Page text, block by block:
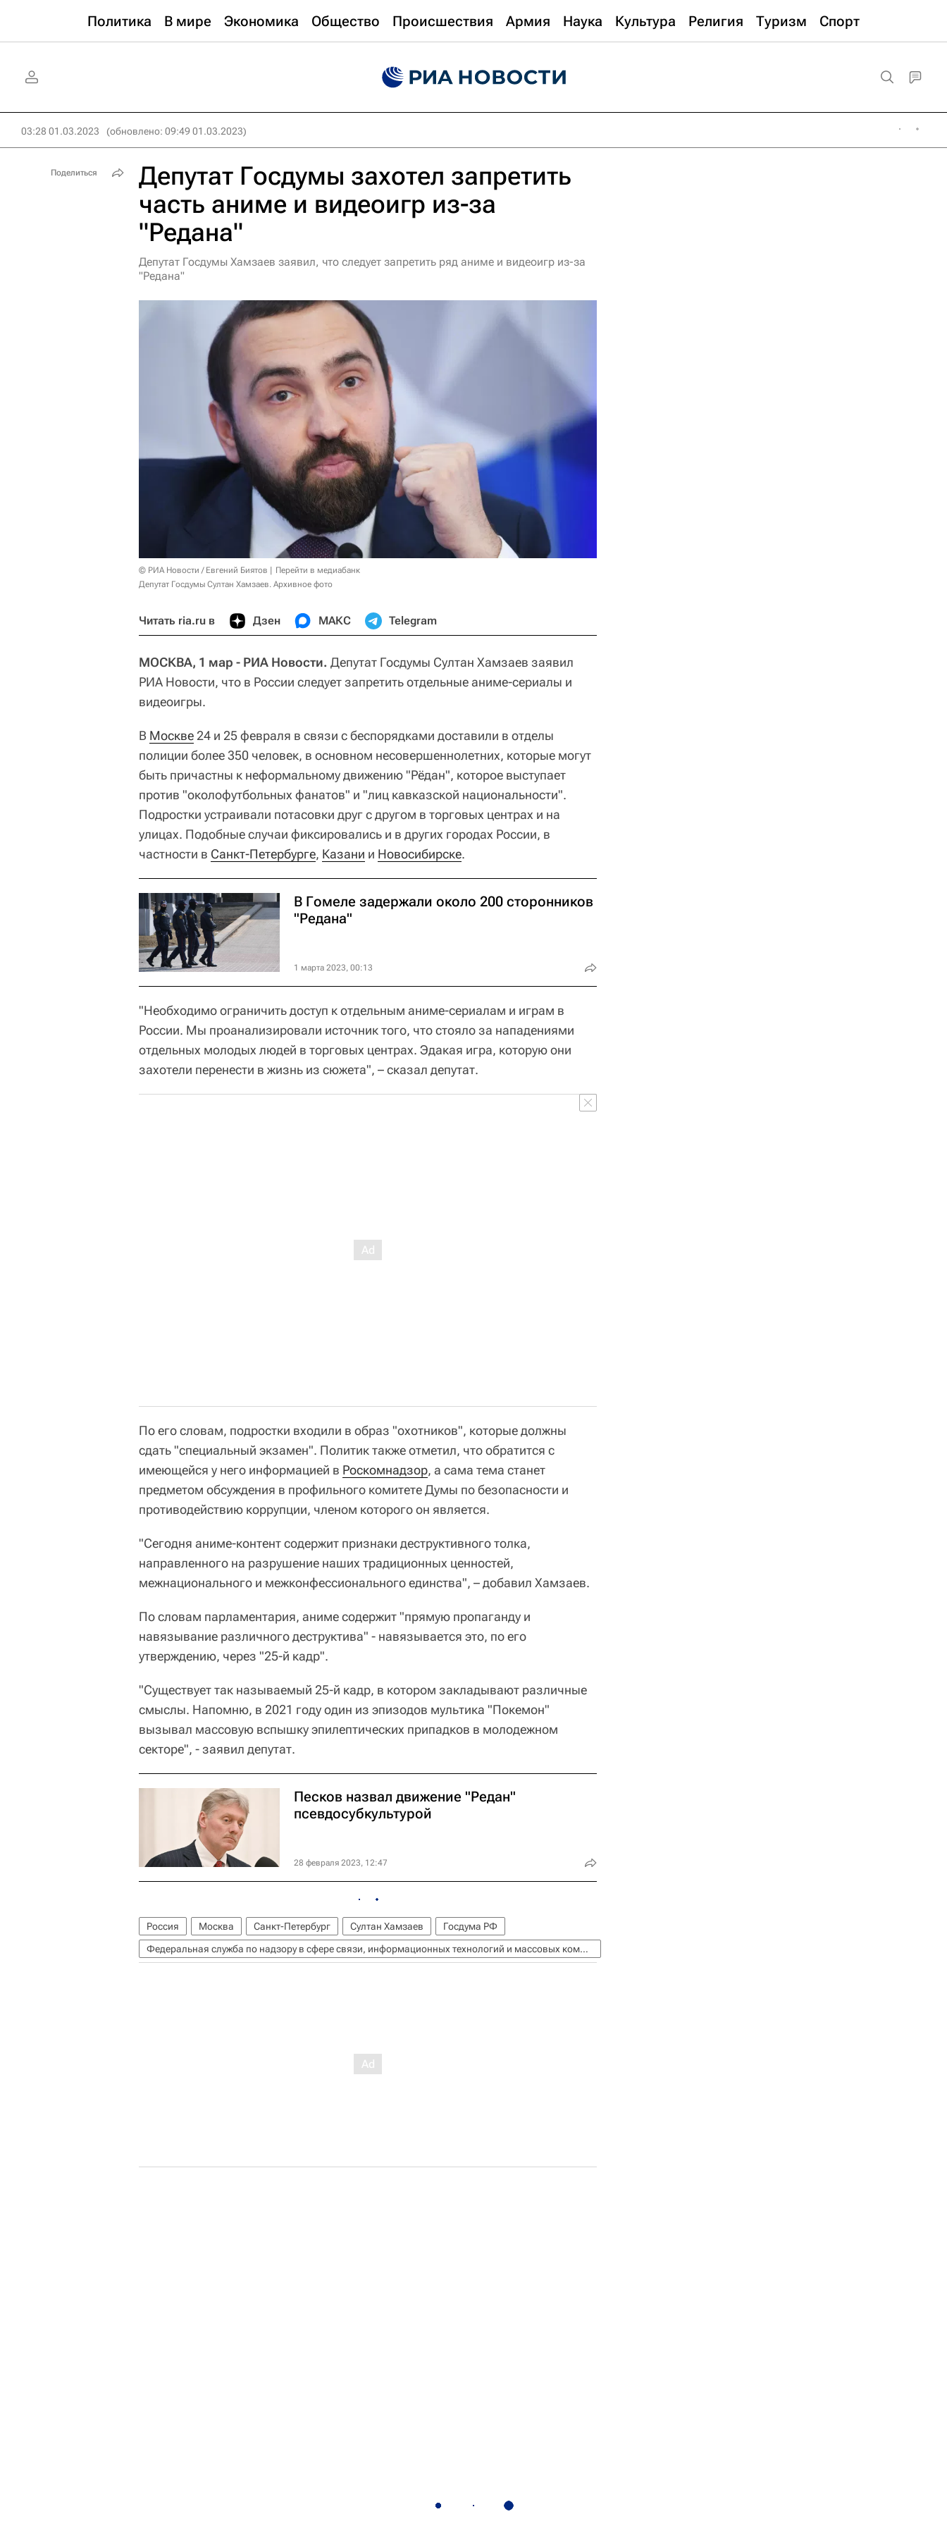
Политика В мире Экономика Общество Происшествия Армия Наука Культура Религия Туризм Спорт
03:28 01.03.2023 (обновлено: 09:49 01.03.2023)
Депутат Госдумы захотел запретить
часть аниме и видеоигр из-за
"Редана"
Депутат Госдумы Хамзаев заявил, что следует запретить ряд аниме и видеоигр из-за
"Редана"
© РИА Новости / Евгений Биятов
Перейти в медиабанк
Депутат Госдумы Султан Хамзаев. Архивное фото
Читать ria.ru в Дзен МАКС Telegram
МОСКВА, 1 мар - РИА Новости. Депутат Госдумы Султан Хамзаев заявил
РИА Новости, что в России следует запретить отдельные аниме-сериалы и
видеоигры.
В Москве 24 и 25 февраля в связи с беспорядками доставили в отделы
полиции более 350 человек, в основном несовершеннолетних, которые могут
быть причастны к неформальному движению "Рёдан", которое выступает
против "околофутбольных фанатов" и "лиц кавказской национальности".
Подростки устраивали потасовки друг с другом в торговых центрах и на
улицах. Подобные случаи фиксировались и в других городах России, в
частности в Санкт-Петербурге, Казани и Новосибирске.
В Гомеле задержали около 200 сторонников
"Редана"
1 марта 2023, 00:13
"Необходимо ограничить доступ к отдельным аниме-сериалам и играм в
России. Мы проанализировали источник того, что стояло за нападениями
отдельных молодых людей в торговых центрах. Эдакая игра, которую они
захотели перенести в жизнь из сюжета", – сказал депутат.
По его словам, подростки входили в образ "охотников", которые должны
сдать "специальный экзамен". Политик также отметил, что обратится с
имеющейся у него информацией в Роскомнадзор, а сама тема станет
предметом обсуждения в профильного комитете Думы по безопасности и
противодействию коррупции, членом которого он является.
"Сегодня аниме-контент содержит признаки деструктивного толка,
направленного на разрушение наших традиционных ценностей,
межнационального и межконфессионального единства", – добавил Хамзаев.
По словам парламентария, аниме содержит "прямую пропаганду и
навязывание различного деструктива" - навязывается это, по его
утверждению, через "25-й кадр".
"Существует так называемый 25-й кадр, в котором закладывают различные
смыслы. Напомню, в 2021 году один из эпизодов мультика "Покемон"
вызывал массовую вспышку эпилептических припадков в молодежном
секторе", - заявил депутат.
Песков назвал движение "Редан"
псевдосубкультурой
28 февраля 2023, 12:47
Россия Москва Санкт-Петербург Султан Хамзаев
Госдума РФ
Федеральная служба по надзору в сфере связи, информационных технологий и массовых коммуникаций (Роскомнадзор)
Поделиться